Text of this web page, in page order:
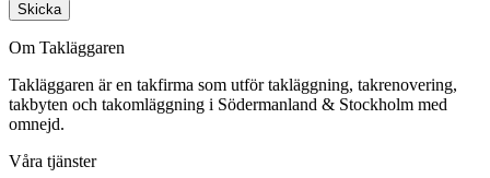
Skicka
Om Takläggaren
Takläggaren är en takfirma som utför takläggning, takrenovering,
takbyten och takomläggning i Södermanland & Stockholm med
omnejd.
Våra tjänster